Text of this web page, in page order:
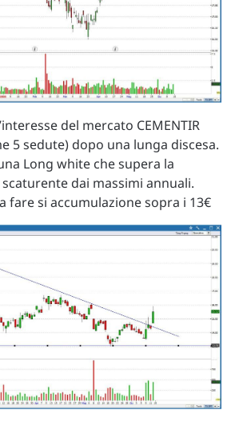
del mercato CEMENTIR
5 sedute) dopo una lunga discesa.
Long white che supera la
dai massimi annuali.
fare si accumulazione sopra i 13€